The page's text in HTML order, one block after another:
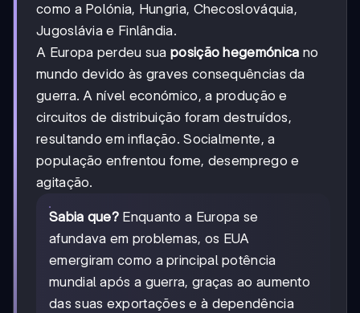
como a Polónia, Hungria, Checoslováquia,
Jugoslávia e Finlândia.
A Europa perdeu sua posição hegemónica no
mundo devido às graves consequências da
guerra. A nível económico, a produção e
circuitos de distribuição foram destruídos,
resultando em inflação. Socialmente, a
população enfrentou fome, desemprego e
agitação.
Sabia que? Enquanto a Europa se
afundava em problemas, os EUA
emergiram como a principal potência
mundial após a guerra, graças ao aumento
das suas exportações e à dependência